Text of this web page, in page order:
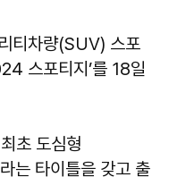
기
티차량(SUV) 스포
스포티지’를 18일
초 도심형
타이틀을 갖고 출